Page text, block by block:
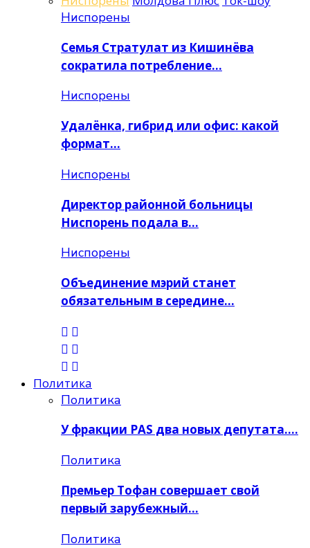
Ниспорены
Семья Стратулат из Кишинёва
сократила потребление…
Ниспорены
Удалёнка, гибрид или офис: какой
формат…
Ниспорены
Директор районной больницы
Ниспорень подала в…
Ниспорены
Объединение мэрий станет
обязательным в середине…
Политика
Политика
У фракции PAS два новых депутата….
Политика
Премьер Тoфан совершает свой
первый зарубежный…
Политика